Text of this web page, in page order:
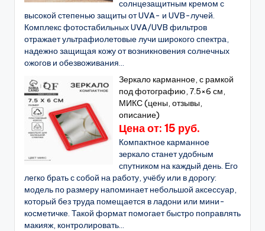
солнцезащитным кремом с
высокой степенью защиты от UVA- и UVB-лучей.
Комплекс фотостабильных UVA/UVB фильтров
отражает ультрафиолетовые лучи широкого спектра,
надежно защищая кожу от возникновения солнечных
ожогов и обезвоживания...
Зеркало карманное, с рамкой
под фотографию, 7.5×6 см,
МИКС (цены, отзывы,
описание)
Цена от: 15 руб.
Компактное карманное
зеркало станет удобным
спутником на каждый день. Его
легко брать с собой на работу, учёбу или в дорогу:
модель по размеру напоминает небольшой аксессуар,
который без труда помещается в ладони или мини-
косметичке. Такой формат помогает быстро поправлять
макияж, контролировать...